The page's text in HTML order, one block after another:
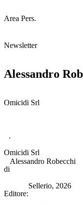
Area Pers.
Newsletter
Alessandro
Omicidi Srl
.
Omicidi Srl
di
Alessandro Robecchi
Editore:
Sellerio, 2026